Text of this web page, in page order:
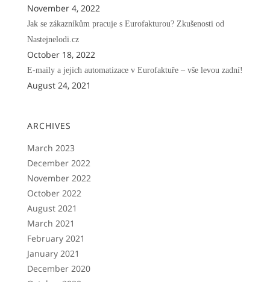
November 4, 2022
Jak se zákazníkům pracuje s Eurofakturou? Zkušenosti od
Nastejnelodi.cz
October 18, 2022
E-maily a jejich automatizace v Eurofaktuře – vše levou zadní!
August 24, 2021
ARCHIVES
March 2023
December 2022
November 2022
October 2022
August 2021
March 2021
February 2021
January 2021
December 2020